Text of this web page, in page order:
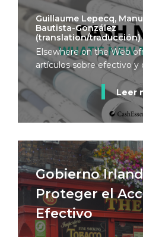
Guillaume Lepecq,
Bautista-González
(translation/traducción)
Elsewhere on the Web
artículos sobre efectivo y
Leer
Gobierno
Proteger el
Efectivo